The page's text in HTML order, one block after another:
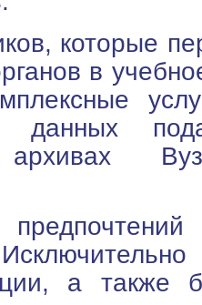
которые
в
данных
архивах
а также